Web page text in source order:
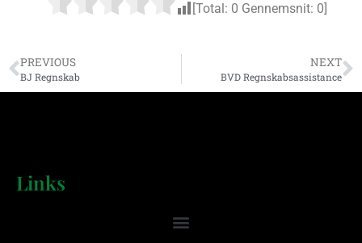
[Total: 0 Gennemsnit: 0
PREVIOUS
BJ Regnskab
NEXT
BVD Regnskabsassistance
Links